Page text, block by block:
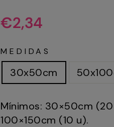
Precio
habitual
€2,34
MEDIDAS
30x50cm
Mínimos: 30×50cm
100×150cm (10 u).